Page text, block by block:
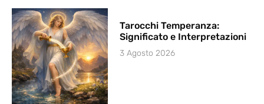
Tarocchi Temperanza:
Significato e Interpretazioni
3 Agosto 2026